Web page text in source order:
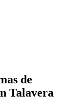
de
Talavera